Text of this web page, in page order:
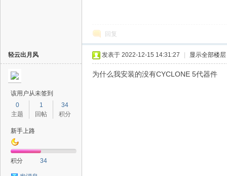
回复
轻云出月风
该用户从未签到
0
主题
1
回帖
34
积分
新手上路
积分 34
发表于 2022-12-15 14:31:27 显示全部楼层
为什么我安装的没有CYCLONE 5代器件